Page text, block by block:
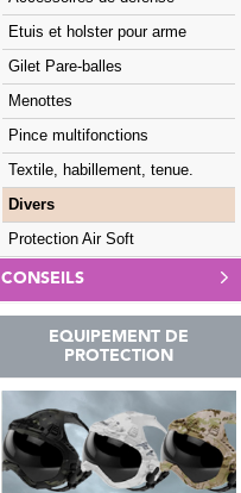
Etuis et holster pour arme
Gilet Pare-balles
Menottes
Pince multifonctions
Textile, habillement, tenue.
Divers
Protection Air Soft
CONSEILS
EQUIPEMENT DE
PROTECTION